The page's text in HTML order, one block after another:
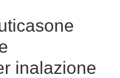
inalazione